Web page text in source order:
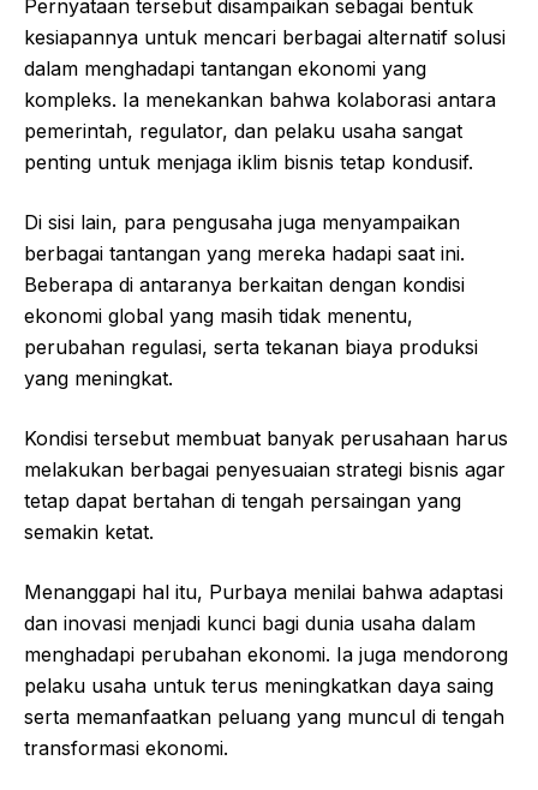
Pernyataan tersebut disampaikan sebagai bentuk
kesiapannya untuk mencari berbagai alternatif solusi
dalam menghadapi tantangan ekonomi yang
kompleks. Ia menekankan bahwa kolaborasi antara
pemerintah, regulator, dan pelaku usaha sangat
penting untuk menjaga iklim bisnis tetap kondusif.
Di sisi lain, para pengusaha juga menyampaikan
berbagai tantangan yang mereka hadapi saat ini.
Beberapa di antaranya berkaitan dengan kondisi
ekonomi global yang masih tidak menentu,
perubahan regulasi, serta tekanan biaya produksi
yang meningkat.
Kondisi tersebut membuat banyak perusahaan harus
melakukan berbagai penyesuaian strategi bisnis agar
tetap dapat bertahan di tengah persaingan yang
semakin ketat.
Menanggapi hal itu, Purbaya menilai bahwa adaptasi
dan inovasi menjadi kunci bagi dunia usaha dalam
menghadapi perubahan ekonomi. Ia juga mendorong
pelaku usaha untuk terus meningkatkan daya saing
serta memanfaatkan peluang yang muncul di tengah
transformasi ekonomi.